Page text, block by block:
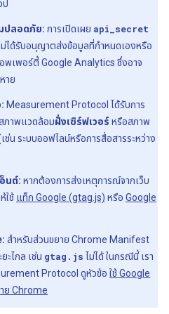
ป
ปลอดภัย: การเปิดเผย api_secret
ได้รับอนุญาตส่งข้อมูลที่กำหนดเองหรือ
เพอร์ตี้ Google Analytics ซึ่งอาจ
าย
Measurement Protocol ได้รับการ
ภาพแวดล้อมฝั่งเซิร์ฟเวอร์ หรือสภาพ
ช่น ระบบออฟไลน์หรือการสื่อสารระหว่าง
นต์: หากต้องการส่งเหตุการณ์จากเว็บ
ใช้ แท็ก Google (gtag.js) หรือ Google
สําหรับส่วนขยาย Chrome Manifest
ะไกล เช่น gtag.js ไม่ได้ ในกรณีนี้ เรา
Protocol ดูหัวข้อ ใช้ Google
ย Chrome